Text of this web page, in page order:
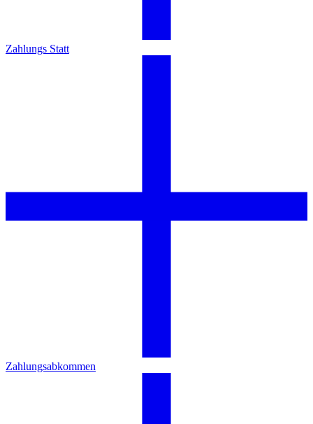
Zahlungs Statt
Zahlungsabkommen